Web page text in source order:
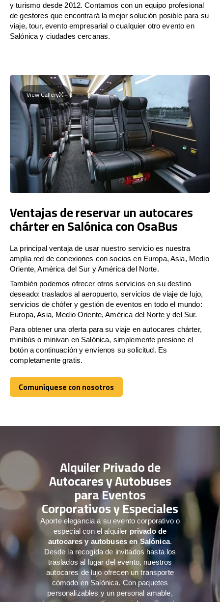
y turismo desde 2012. Contamos con un equipo profesional
de gestores que encontrará la mejor solución posible para su
viaje, tour, evento empresarial o cualquier otro evento en
Salónica y ciudades cercanas.
View Gallery
Ventajas de reservar un autocares
chárter en Salónica con OsaBus
La principal ventaja de usar nuestro servicio es nuestra
amplia red de conexiones con socios en Europa, Asia, Medio
Oriente, América del Sur y América del Norte.
También podemos ofrecer otros servicios en su destino
deseado: traslados al aeropuerto, servicios de viaje de lujo,
servicios de chófer y gestión de eventos en todo el mundo:
Europa, Asia, Medio Oriente, América del Norte y del Sur.
Para obtener una oferta para su viaje en autocares chárter,
minibús o minivan en Salónica, simplemente presione el
botón a continuación y envíenos su solicitud. Es
completamente gratis.
Comuníquese con nosotros
Comuníquese con nosotros
Alquiler Privado de
Autocares y Autobuses
para Eventos
Corporativos y Especiales
Aporte elegancia a su evento corporativo o
especial con el alquiler privado de
autocares y autobuses en Salónica.
Desde la recogida de invitados hasta los
traslados al lugar del evento, nuestros
autocares de lujo ofrecen un transporte
cómodo en Salónica. Con paquetes
personalizables y un personal amable,